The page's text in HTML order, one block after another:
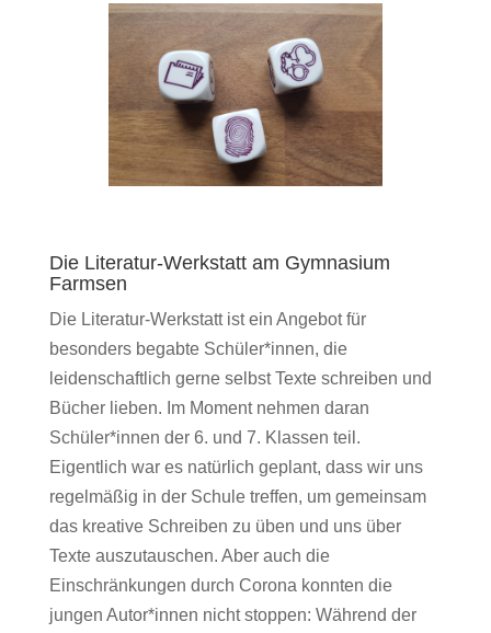
Die Literatur-Werkstatt am Gymnasium
Farmsen
Die Literatur-Werkstatt ist ein Angebot für
besonders begabte Schüler*innen, die
leidenschaftlich gerne selbst Texte schreiben und
Bücher lieben. Im Moment nehmen daran
Schüler*innen der 6. und 7. Klassen teil.
Eigentlich war es natürlich geplant, dass wir uns
regelmäßig in der Schule treffen, um gemeinsam
das kreative Schreiben zu üben und uns über
Texte auszutauschen. Aber auch die
Einschränkungen durch Corona konnten die
jungen Autor*innen nicht stoppen: Während der